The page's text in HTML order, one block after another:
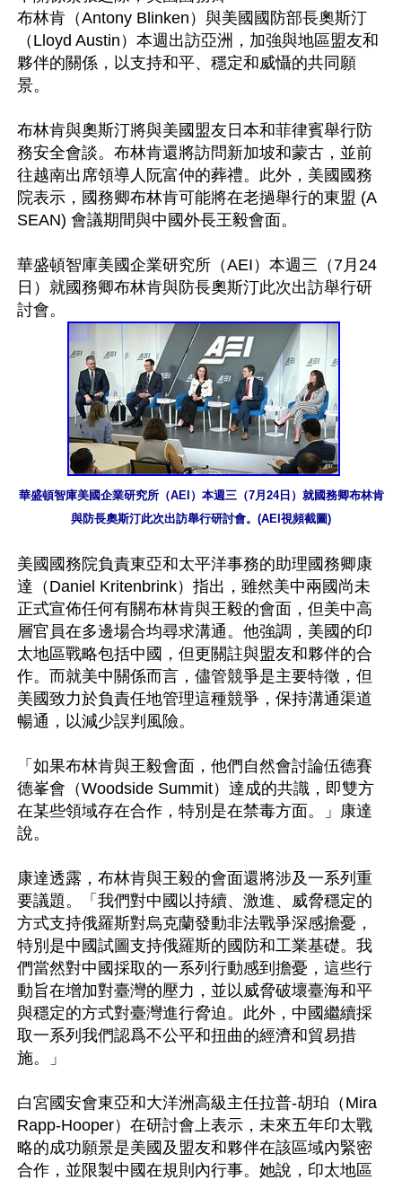
布林肯（Antony Blinken）與美國國防部長奧斯汀
（Lloyd Austin）本週出訪亞洲，加強與地區盟友和
夥伴的關係，以支持和平、穩定和威懾的共同願
景。
布林肯與奧斯汀將與美國盟友日本和菲律賓舉行防
務安全會談。布林肯還將訪問新加坡和蒙古，並前
往越南出席領導人阮富仲的葬禮。此外，美國國務
院表示，國務卿布林肯可能將在老撾舉行的東盟 (A
SEAN) 會議期間與中國外長王毅會面。
華盛頓智庫美國企業研究所（AEI）本週三（7月24
日）就國務卿布林肯與防長奧斯汀此次出訪舉行研
華盛頓智庫美國企業研究所（AEI）本週三（7月24日）就國務卿布林肯
與防長奧斯汀此次出訪舉行研討會。(AEI視頻截圖)
美國國務院負責東亞和太平洋事務的助理國務卿康
達（Daniel Kritenbrink）指出，雖然美中兩國尚未
正式宣佈任何有關布林肯與王毅的會面，但美中高
層官員在多邊場合均尋求溝通。他強調，美國的印
太地區戰略包括中國，但更關註與盟友和夥伴的合
作。而就美中關係而言，儘管競爭是主要特徵，但
美國致力於負責任地管理這種競爭，保持溝通渠道
暢通，以減少誤判風險。
「如果布林肯與王毅會面，他們自然會討論伍德賽
德峯會（Woodside Summit）達成的共識，即雙方
在某些領域存在合作，特別是在禁毒方面。」康達
說。
康達透露，布林肯與王毅的會面還將涉及一系列重
要議題。「我們對中國以持續、激進、威脅穩定的
方式支持俄羅斯對烏克蘭發動非法戰爭深感擔憂，
特別是中國試圖支持俄羅斯的國防和工業基礎。我
們當然對中國採取的一系列行動感到擔憂，這些行
動旨在增加對臺灣的壓力，並以威脅破壞臺海和平
與穩定的方式對臺灣進行脅迫。此外，中國繼續採
取一系列我們認爲不公平和扭曲的經濟和貿易措
施。」
白宮國安會東亞和大洋洲高級主任拉普-胡珀（Mira
Rapp-Hooper）在研討會上表示，未來五年印太戰
略的成功願景是美國及盟友和夥伴在該區域內緊密
合作，並限製中國在規則內行事。她說，印太地區